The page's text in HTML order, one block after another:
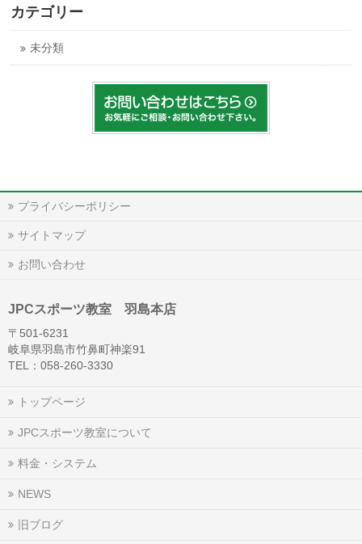
カテゴリー
未分類
プライバシーポリシー
サイトマップ
お問い合わせ
JPCスポーツ教室 羽島本店
〒501-6231
岐阜県羽島市竹鼻町神楽91
TEL：058-260-3330
トップページ
JPCスポーツ教室について
料金・システム
NEWS
旧ブログ